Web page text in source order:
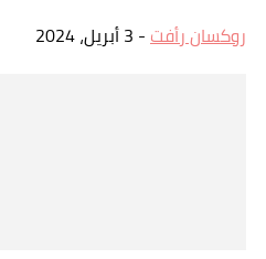
روكسان رأفت- 3 أبريل، 2024